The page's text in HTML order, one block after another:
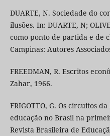
DUARTE, N. Sociedade do
ilusões. In: DUARTE, N;
como ponto de partida e de
Campinas: Autores
FREEDMAN, R. Escritos
Zahar, 1966.
FRIGOTTO, G. Os circuitos
educação no Brasil na
Revista Brasileira de